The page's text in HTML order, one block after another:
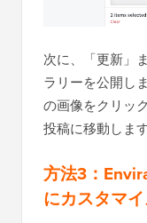
次に、「更新」
ラリーを公開し
の画像をクリッ
投稿に移動します
方法3：
にカスタマ